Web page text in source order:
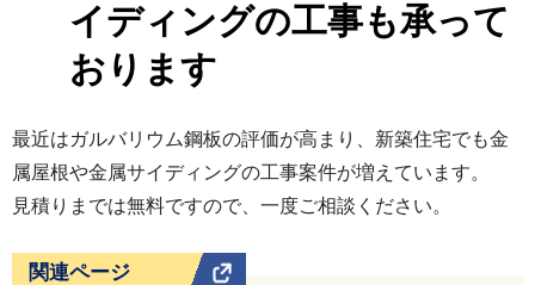
イディングの工事も承って
おります
最近はガルバリウム鋼板の評価が高まり、新築住宅でも金
属屋根や金属サイディングの工事案件が増えています。
見積りまでは無料ですので、一度ご相談ください。
関連ページ